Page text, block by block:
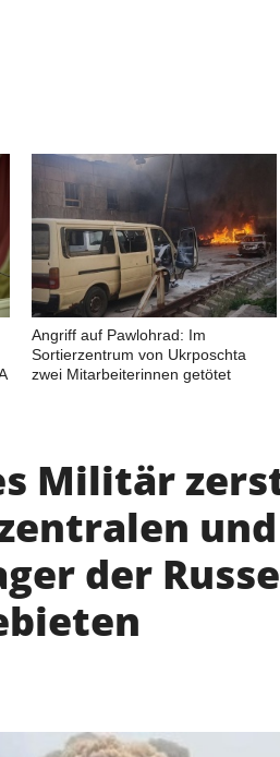
Angriff auf Pawlohrad: Im
Sortierzentrum von Ukrposchta
zwei Mitarbeiterinnen getötet
Militär
der